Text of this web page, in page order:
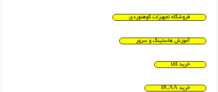
فروشگاه تجهیزات کوهنوردی
آموزش هاستینگ و سرور
خرید کالا
خرید BCAA